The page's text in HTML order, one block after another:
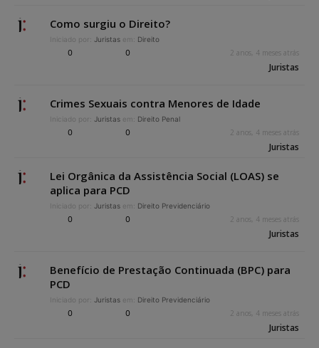
Como surgiu o Direito?
Iniciado por: Juristas em: Direito
0 0 2 anos, 4 meses atrás
Juristas
Crimes Sexuais contra Menores de Idade
Iniciado por: Juristas em: Direito Penal
0 0 2 anos, 4 meses atrás
Juristas
Lei Orgânica da Assistência Social (LOAS) se
aplica para PCD
Iniciado por: Juristas em: Direito Previdenciário
0 0 2 anos, 4 meses atrás
Juristas
Benefício de Prestação Continuada (BPC) para
PCD
Iniciado por: Juristas em: Direito Previdenciário
0 0 2 anos, 4 meses atrás
Juristas